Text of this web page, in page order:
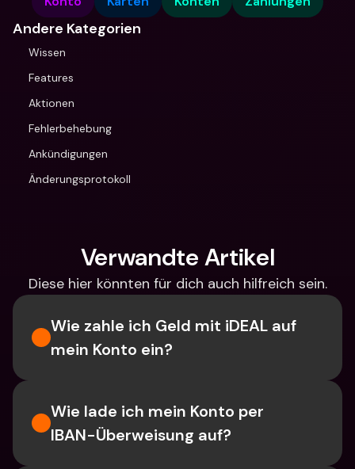
Andere Kategorien
Wissen
Features
Aktionen
Fehlerbehebung
Ankündigungen
Änderungsprotokoll
Verwandte Artikel
Diese hier könnten für dich auch hilfreich sein.
Wie zahle ich Geld mit iDEAL auf
mein Konto ein?
Wie lade ich mein Konto per
IBAN-Überweisung auf?